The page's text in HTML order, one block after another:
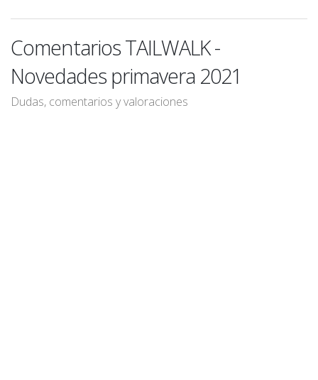
Comentarios TAILWALK -
Novedades primavera 2021
Dudas, comentarios y valoraciones